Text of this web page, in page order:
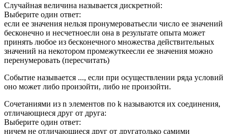
Случайная величина называется дискретной:
Выберите один ответ:
если ее значения нельзя пронумероватьесли число ее значений
бесконечно и несчетноесли она в результате опыта может
принять любое из бесконечного множества действительных
значений на некотором промежуткеесли ее значения можно
перенумеровать (пересчитать)
Событие называется ..., если при осуществлении ряда условий
оно может либо произойти, либо не произойти.
Сочетаниями из n элементов по k называются их соединения,
отличающиеся друг от друга:
Выберите один ответ:
ничем не отличающиеся друг от другатолько самими